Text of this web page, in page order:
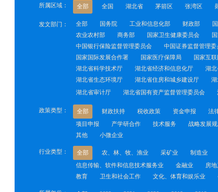
所属区域： 全部 全国 湖北省 茅箭区 张湾区
发文部门： 全部 国务院 工业和信息化部 财政部
农业农村部
商务部 国家卫生健康委员会
中国银行保险监督管理委员会
中国证券监督管理委
国家国际发展合作署
国家医疗保障局
国家互
湖北省科学技术厅
湖北省经济和信息化厅
湖
湖北省生态环境厅
湖北省住房和城乡建设厅
湖北省审计厅
湖北省国有资产监督管理委员会
政策类型： 全部 财政扶持 税收政策 资金申报
法
项目申报
产学研合作 技术服务
战略发展
其他
小微企业
行业类型： 全部 农、林、牧、渔业 采矿业
制造业
信息传输、软件和信息技术服务业
金融业
房
教育
卫生和社会工作 文化、体育和娱乐业